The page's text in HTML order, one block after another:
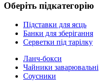
Оберіть підкатегорію
Підставки для яєць
Банки для зберігання
Серветки під тарілку
Ланч-бокси
Чайники заварювальні
Соусники